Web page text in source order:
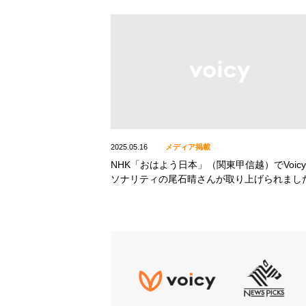
2025.05.16 メディア掲載
NHK「おはよう日本」（関東甲信越）で
ソナリティの尾石晴さんが取り上げられまし